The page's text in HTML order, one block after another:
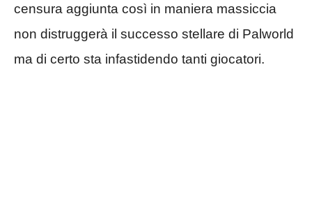
censura aggiunta così in maniera massiccia
non distruggerà il successo stellare di Palworld
ma di certo sta infastidendo tanti giocatori.